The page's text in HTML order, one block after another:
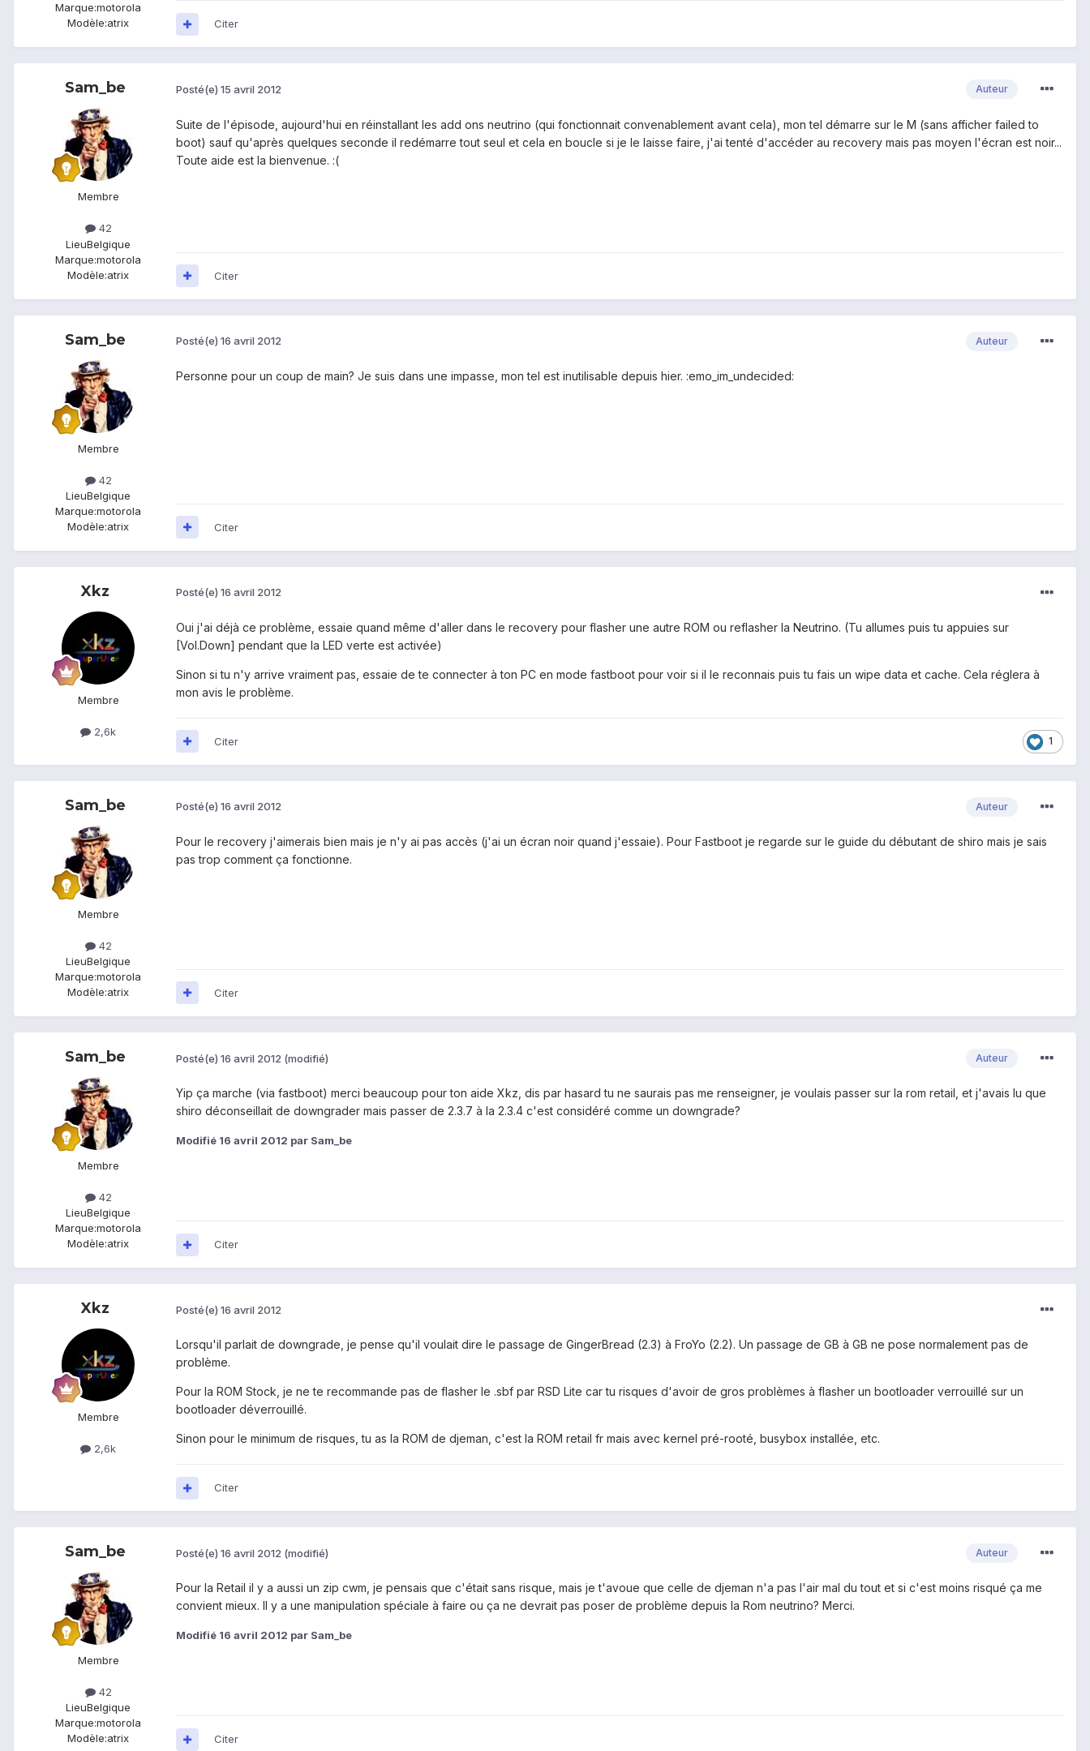
Marque:motorola
Modèle:atrix Citer
Sam_be
Membre
42
LieuBelgique
Marque:motorola
Modèle:atrix
Auteur
Posté(e) 15 avril 2012
Suite de l'épisode, aujourd'hui en réinstallant les add ons neutrino (qui fonctionnait convenablement avant cela), mon tel démarre sur le M (sans afficher failed to
boot) sauf qu'après quelques seconde il redémarre tout seul et cela en boucle si je le laisse faire, j'ai tenté d'accéder au recovery mais pas moyen l'écran est noir...
Toute aide est la bienvenue. :(
Citer
Sam_be
Membre
42
LieuBelgique
Marque:motorola
Modèle:atrix
Auteur
Posté(e) 16 avril 2012
Personne pour un coup de main? Je suis dans une impasse, mon tel est inutilisable depuis hier. :emo_im_undecided:
Citer
Xkz
Membre
2,6k
Posté(e) 16 avril 2012
Oui j'ai déjà ce problème, essaie quand même d'aller dans le recovery pour flasher une autre ROM ou reflasher la Neutrino. (Tu allumes puis tu appuies sur
[Vol.Down] pendant que la LED verte est activée)
Sinon si tu n'y arrive vraiment pas, essaie de te connecter à ton PC en mode fastboot pour voir si il le reconnais puis tu fais un wipe data et cache. Cela réglera à
mon avis le problème.
1
Citer
Sam_be
Membre
42
LieuBelgique
Marque:motorola
Modèle:atrix
Auteur
Posté(e) 16 avril 2012
Pour le recovery j'aimerais bien mais je n'y ai pas accès (j'ai un écran noir quand j'essaie). Pour Fastboot je regarde sur le guide du débutant de shiro mais je sais
pas trop comment ça fonctionne.
Citer
Sam_be
Membre
42
LieuBelgique
Marque:motorola
Modèle:atrix
Auteur
Posté(e) 16 avril 2012 (modifié)
Yip ça marche (via fastboot) merci beaucoup pour ton aide Xkz, dis par hasard tu ne saurais pas me renseigner, je voulais passer sur la rom retail, et j'avais lu que
shiro déconseillait de downgrader mais passer de 2.3.7 à la 2.3.4 c'est considéré comme un downgrade?
Modifié 16 avril 2012 par Sam_be
Citer
Xkz
Membre
2,6k
Posté(e) 16 avril 2012
Lorsqu'il parlait de downgrade, je pense qu'il voulait dire le passage de GingerBread (2.3) à FroYo (2.2). Un passage de GB à GB ne pose normalement pas de
problème.
Pour la ROM Stock, je ne te recommande pas de flasher le .sbf par RSD Lite car tu risques d'avoir de gros problèmes à flasher un bootloader verrouillé sur un
bootloader déverrouillé.
Sinon pour le minimum de risques, tu as la ROM de djeman, c'est la ROM retail fr mais avec kernel pré-rooté, busybox installée, etc.
Citer
Sam_be
Membre
42
LieuBelgique
Marque:motorola
Modèle:atrix
Auteur
Posté(e) 16 avril 2012 (modifié)
Pour la Retail il y a aussi un zip cwm, je pensais que c'était sans risque, mais je t'avoue que celle de djeman n'a pas l'air mal du tout et si c'est moins risqué ça me
convient mieux. Il y a une manipulation spéciale à faire ou ça ne devrait pas poser de problème depuis la Rom neutrino? Merci.
Modifié 16 avril 2012 par Sam_be
Citer